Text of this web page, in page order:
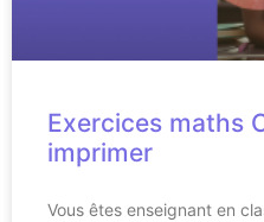
Exercices maths
imprimer
Vous êtes enseignant en